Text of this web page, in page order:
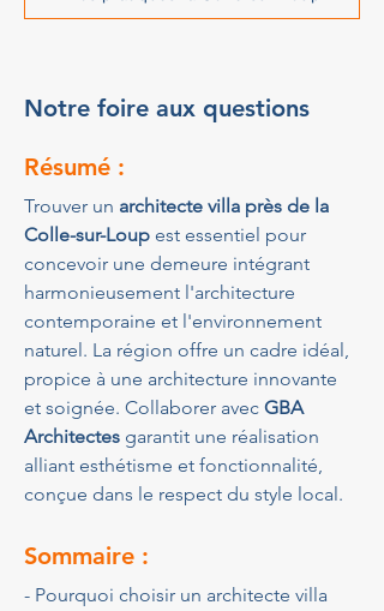
Notre foire aux questions
Résumé :
Trouver un architecte villa près de la
Colle-sur-Loup est essentiel pour
concevoir une demeure intégrant
harmonieusement l'architecture
contemporaine et l'environnement
naturel. La région offre un cadre idéal,
propice à une architecture innovante
et soignée. Collaborer avec GBA
Architectes garantit une réalisation
alliant esthétisme et fonctionnalité,
conçue dans le respect du style local.
Sommaire :
- Pourquoi choisir un architecte villa